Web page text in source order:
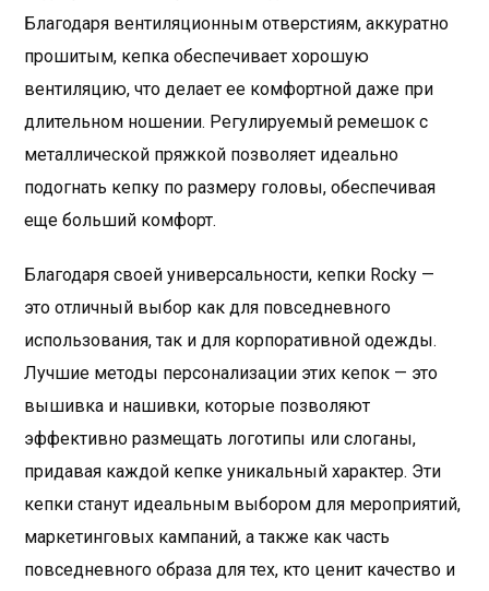
Благодаря вентиляционным отверстиям, аккуратно
прошитым, кепка обеспечивает хорошую
вентиляцию, что делает ее комфортной даже при
длительном ношении. Регулируемый ремешок с
металлической пряжкой позволяет идеально
подогнать кепку по размеру головы, обеспечивая
еще больший комфорт.
Благодаря своей универсальности, кепки Rocky —
это отличный выбор как для повседневного
использования, так и для корпоративной одежды.
Лучшие методы персонализации этих кепок — это
вышивка и нашивки, которые позволяют
эффективно размещать логотипы или слоганы,
придавая каждой кепке уникальный характер. Эти
кепки станут идеальным выбором для мероприятий,
маркетинговых кампаний, а также как часть
повседневного образа для тех, кто ценит качество и